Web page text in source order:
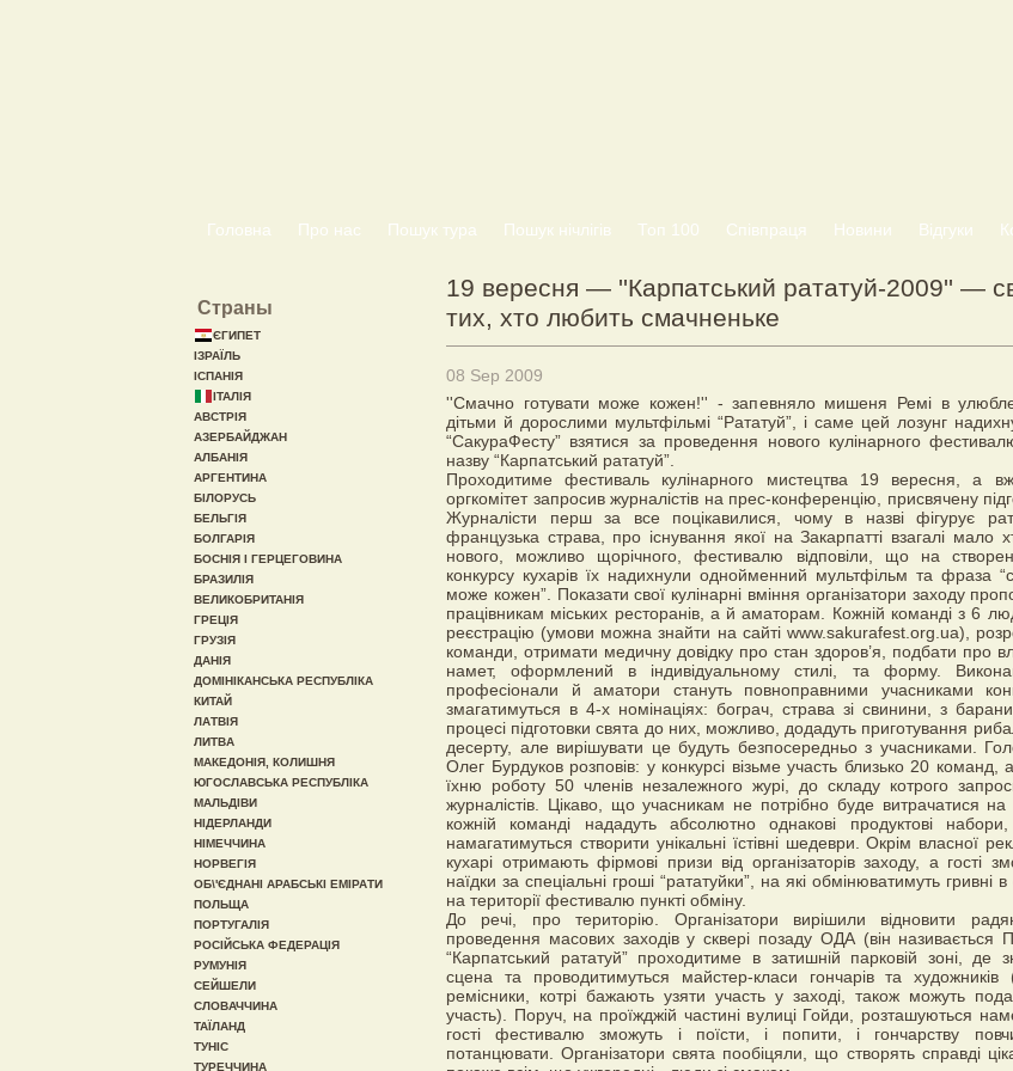
Головна Про нас Пошук тура Пошук нічлігів Топ 100 Співпраця Новини Відгуки
19 вересня — ''Карпатський рататуй-2009'' —
тих, хто любить смачненьке
08 Sep 2009
''Смачно готувати може кожен!'' - запевняло мишеня Ремі в
дітьми й дорослими мультфільмі “Рататуй”, і саме цей лозунг
“СакураФесту” взятися за проведення нового кулінарного
назву “Карпатський рататуй”.
Проходитиме фестиваль кулінарного мистецтва 19 вересня, а
оргкомітет запросив журналістів на прес-конференцію, присвячену
Журналісти перш за все поцікавилися, чому в назві фігурує
французька страва, про існування якої на Закарпатті взагалі мало
нового, можливо щорічного, фестивалю відповіли, що на
конкурсу кухарів їх надихнули однойменний мультфільм та фраза
може кожен”. Показати свої кулінарні вміння організатори заходу
працівникам міських ресторанів, а й аматорам. Кожній команді з 6
реєстрацію (умови можна знайти на сайті www.sakurafest.org.ua),
команди, отримати медичну довідку про стан здоров’я, подбати про
намет, оформлений в індивідуальному стилі, та форму.
професіонали й аматори стануть повноправними учасниками
змагатимуться в 4-х номінаціях: бограч, страва зі свинини, з
процесі підготовки свята до них, можливо, додадуть приготування
десерту, але вирішувати це будуть безпосередньо з учасниками.
Олег Бурдуков розповів: у конкурсі візьме участь близько 20 команд,
їхню роботу 50 членів незалежного журі, до складу котрого
журналістів. Цікаво, що учасникам не потрібно буде витрачатися
кожній команді нададуть абсолютно однакові продуктові
намагатимуться створити унікальні їстівні шедеври. Окрім власної
кухарі отримають фірмові призи від організаторів заходу, а гості
наїдки за спеціальні гроші “рататуйки”, на які обмінюватимуть гривні
на території фестивалю пункті обміну.
До речі, про територію. Організатори вирішили відновити
проведення масових заходів у сквері позаду ОДА (він називається
“Карпатський рататуй” проходитиме в затишній парковій зоні, де
сцена та проводитимуться майстер-класи гончарів та художників
ремісники, котрі бажають узяти участь у заході, також можуть
участь). Поруч, на проїжджій частині вулиці Гойди, розташуються
гості фестивалю зможуть і поїсти, і попити, і гончарству
потанцювати. Організатори свята пообіцяли, що створять справді
Страны
ЄГИПЕТ
ІЗРАЇЛЬ
ІСПАНІЯ
ІТАЛІЯ
АВСТРІЯ
АЗЕРБАЙДЖАН
АЛБАНІЯ
АРГЕНТИНА
БІЛОРУСЬ
БЕЛЬГІЯ
БОЛГАРІЯ
БОСНІЯ І ГЕРЦЕГОВИНА
БРАЗИЛІЯ
ВЕЛИКОБРИТАНІЯ
ГРЕЦІЯ
ГРУЗІЯ
ДАНІЯ
ДОМІНІКАНСЬКА РЕСПУБЛІКА
КИТАЙ
ЛАТВІЯ
ЛИТВА
МАКЕДОНІЯ, КОЛИШНЯ
ЮГОСЛАВСЬКА РЕСПУБЛІКА
МАЛЬДІВИ
НІДЕРЛАНДИ
НІМЕЧЧИНА
НОРВЕГІЯ
ОБ\'ЄДНАНІ АРАБСЬКІ ЕМІРАТИ
ПОЛЬЩА
ПОРТУГАЛІЯ
РОСІЙСЬКА ФЕДЕРАЦІЯ
РУМУНІЯ
СЕЙШЕЛИ
СЛОВАЧЧИНА
ТАЇЛАНД
ТУНІС
ТУРЕЧЧИНА